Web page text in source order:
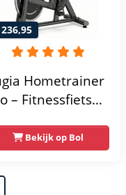
Hometrainer
– Fitnessfiets
–
Vering &
– Extra
Bekijk op Bol